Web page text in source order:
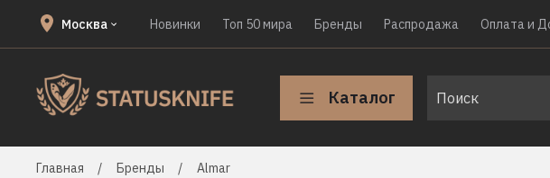
Москва Новинки Топ 50 мира Бренды Распродажа Оплата и
Каталог
Главная Бренды Almar